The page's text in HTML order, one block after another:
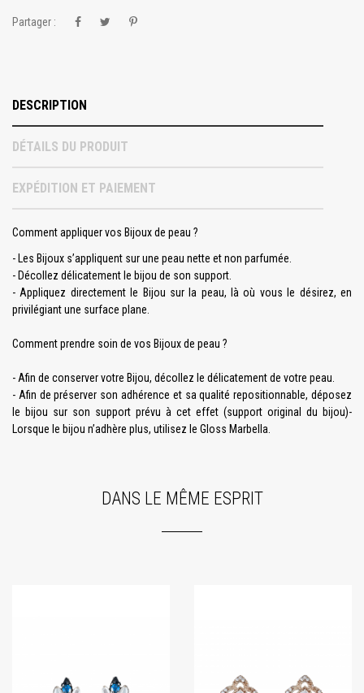
Partager :
DESCRIPTION
DÉTAILS DU PRODUIT
EXPÉDITION ET PAIEMENT
Comment appliquer vos Bijoux de peau ?
- Les Bijoux s’appliquent sur une peau nette et non parfumée.
- Décollez délicatement le bijou de son support.
- Appliquez directement le Bijou sur la peau, là où vous le désirez, en
privilégiant une surface plane.
Comment prendre soin de vos Bijoux de peau ?
- Afin de conserver votre Bijou, décollez le délicatement de votre peau.
- Afin de préserver son adhérence et sa qualité repositionnable, déposez
le bijou sur son support prévu à cet effet (support original du bijou)-
Lorsque le bijou n’adhère plus, utilisez le Gloss Marbella.
DANS LE MÊME ESPRIT